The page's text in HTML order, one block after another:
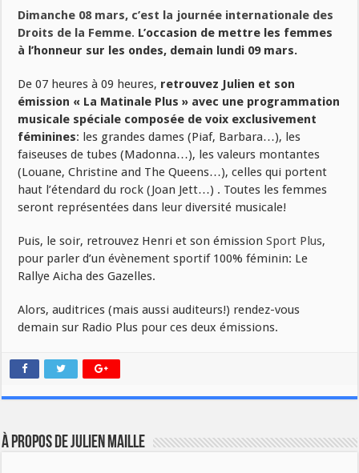
Dimanche 08 mars, c’est la journée internationale des
Droits de la Femme. L’occasion de mettre les femmes
à l’honneur sur les ondes, demain lundi 09 mars.
De 07 heures à 09 heures, retrouvez Julien et son
émission « La Matinale Plus » avec une programmation
musicale spéciale composée de voix exclusivement
féminines: les grandes dames (Piaf, Barbara…), les
faiseuses de tubes (Madonna…), les valeurs montantes
(Louane, Christine and The Queens…), celles qui portent
haut l’étendard du rock (Joan Jett…) . Toutes les femmes
seront représentées dans leur diversité musicale!
Puis, le soir, retrouvez Henri et son émission Sport Plus,
pour parler d’un évènement sportif 100% féminin: Le
Rallye Aicha des Gazelles.
Alors, auditrices (mais aussi auditeurs!) rendez-vous
demain sur Radio Plus pour ces deux émissions.
À propos de Julien Maille